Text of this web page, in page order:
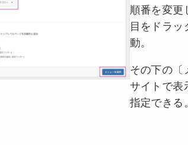
順番を変更
目をドラッ
動。
その下の〔
サイトで表
指定できる。